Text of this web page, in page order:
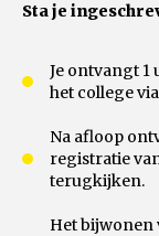
Sta je
Je ontvangt 1
het college
Na afloop
registratie
terugkijken.
Het bijwonen